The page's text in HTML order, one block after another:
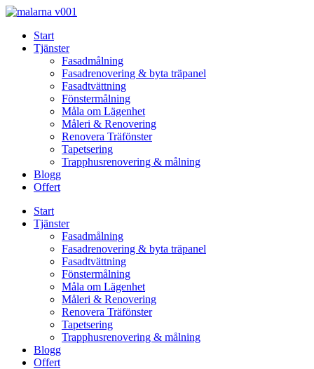
Skip
contentStart
Tjänster
Fasadmålning
Fasadrenovering & byta träpanel
Fasadtvättning
Fönstermålning
Måla om Lägenhet
Måleri & Renovering
Renovera Träfönster
Tapetsering
Trapphusrenovering & målning
Blogg
Offert
Start
Tjänster
Fasadmålning
Fasadrenovering & byta träpanel
Fasadtvättning
Fönstermålning
Måla om Lägenhet
Måleri & Renovering
Renovera Träfönster
Tapetsering
Trapphusrenovering & målning
Blogg
Offert